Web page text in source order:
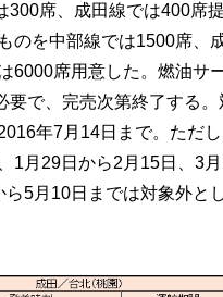
300席、成田線では400席
のを中部線では1500席、
6000席用意した。燃油サ
要で、完売次第終了する。
年7月14日まで。ただ
1月29日から2月15日、3
5月10日までは対象外とし